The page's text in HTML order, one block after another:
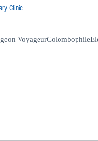
Clinic
VoyageurColombophile